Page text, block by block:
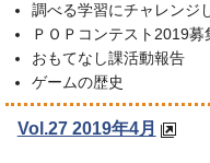
調べる学習にチャレンジ
ＰＯＰコンテスト2019募
おもてなし課活動報告
ゲームの歴史
Vol.27 2019年4月